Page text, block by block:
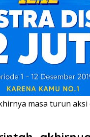
masa turun